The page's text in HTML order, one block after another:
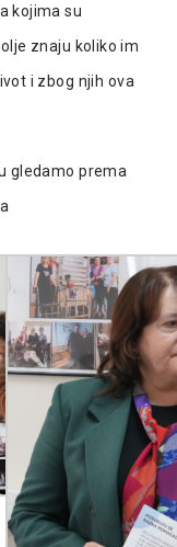
kojima su
znaju koliko im
i zbog njih ova
gledamo prema